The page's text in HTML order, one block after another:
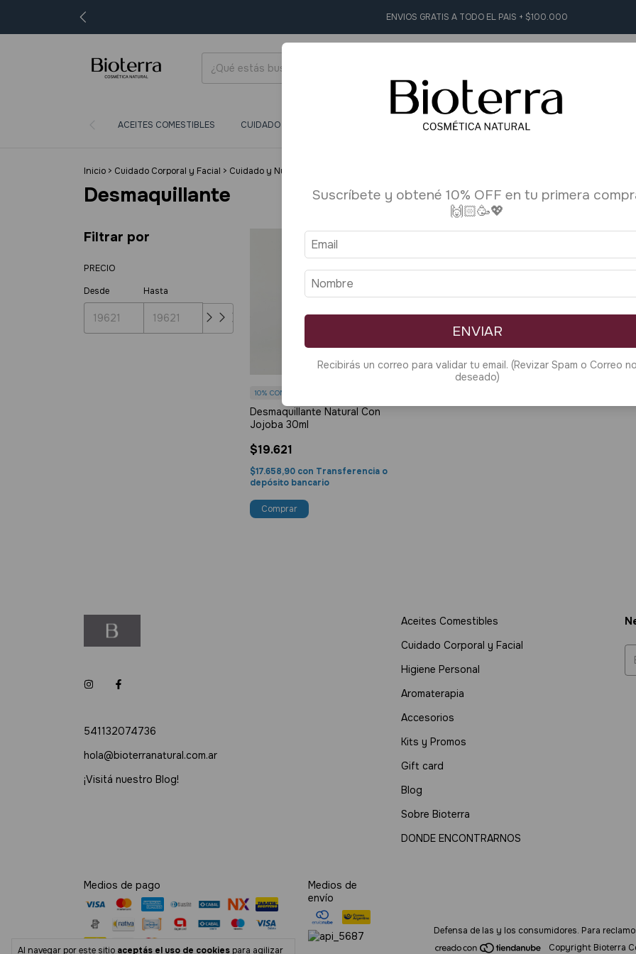
ENVIOS GRATIS A TODO EL PAIS + $100.000
ACEITES COMESTIBLES CUIDADO CORPORAL Y FACIAL HIGIENE PERSONAL AROMATERAPIA
Al navegar por este sitio aceptás el uso de cookies para agilizar
Inicio > Cuidado Corporal y Facial > Cuidado y Nutrición facial
Desmaquillante
Filtrar por
PRECIO
Desde
Hasta
Desmaquillante Natural Con
Jojoba 30ml
$19.621
10%COMPRANDO 3 O MÁS
$17.658,90 con Transferencia o
depósito bancario
541132074736
hola@bioterranatural.com.ar
¡Visitá nuestro Blog!
Aceites Comestibles
Cuidado Corporal y Facial
Higiene Personal
Aromaterapia
Accesorios
Kits y Promos
Gift card
Blog
Sobre Bioterra
DONDE ENCONTRARNOS
Medios de pago
Medios de
envío
Defensa de las y los consumidores. Para
Copyright Bioterra
Suscríbete y obtené 10% OFF en tu primera
🙌🏻🥳💖
ENVIAR
Recibirás un correo para validar tu email. (Revizar Spam o Correo no
deseado)